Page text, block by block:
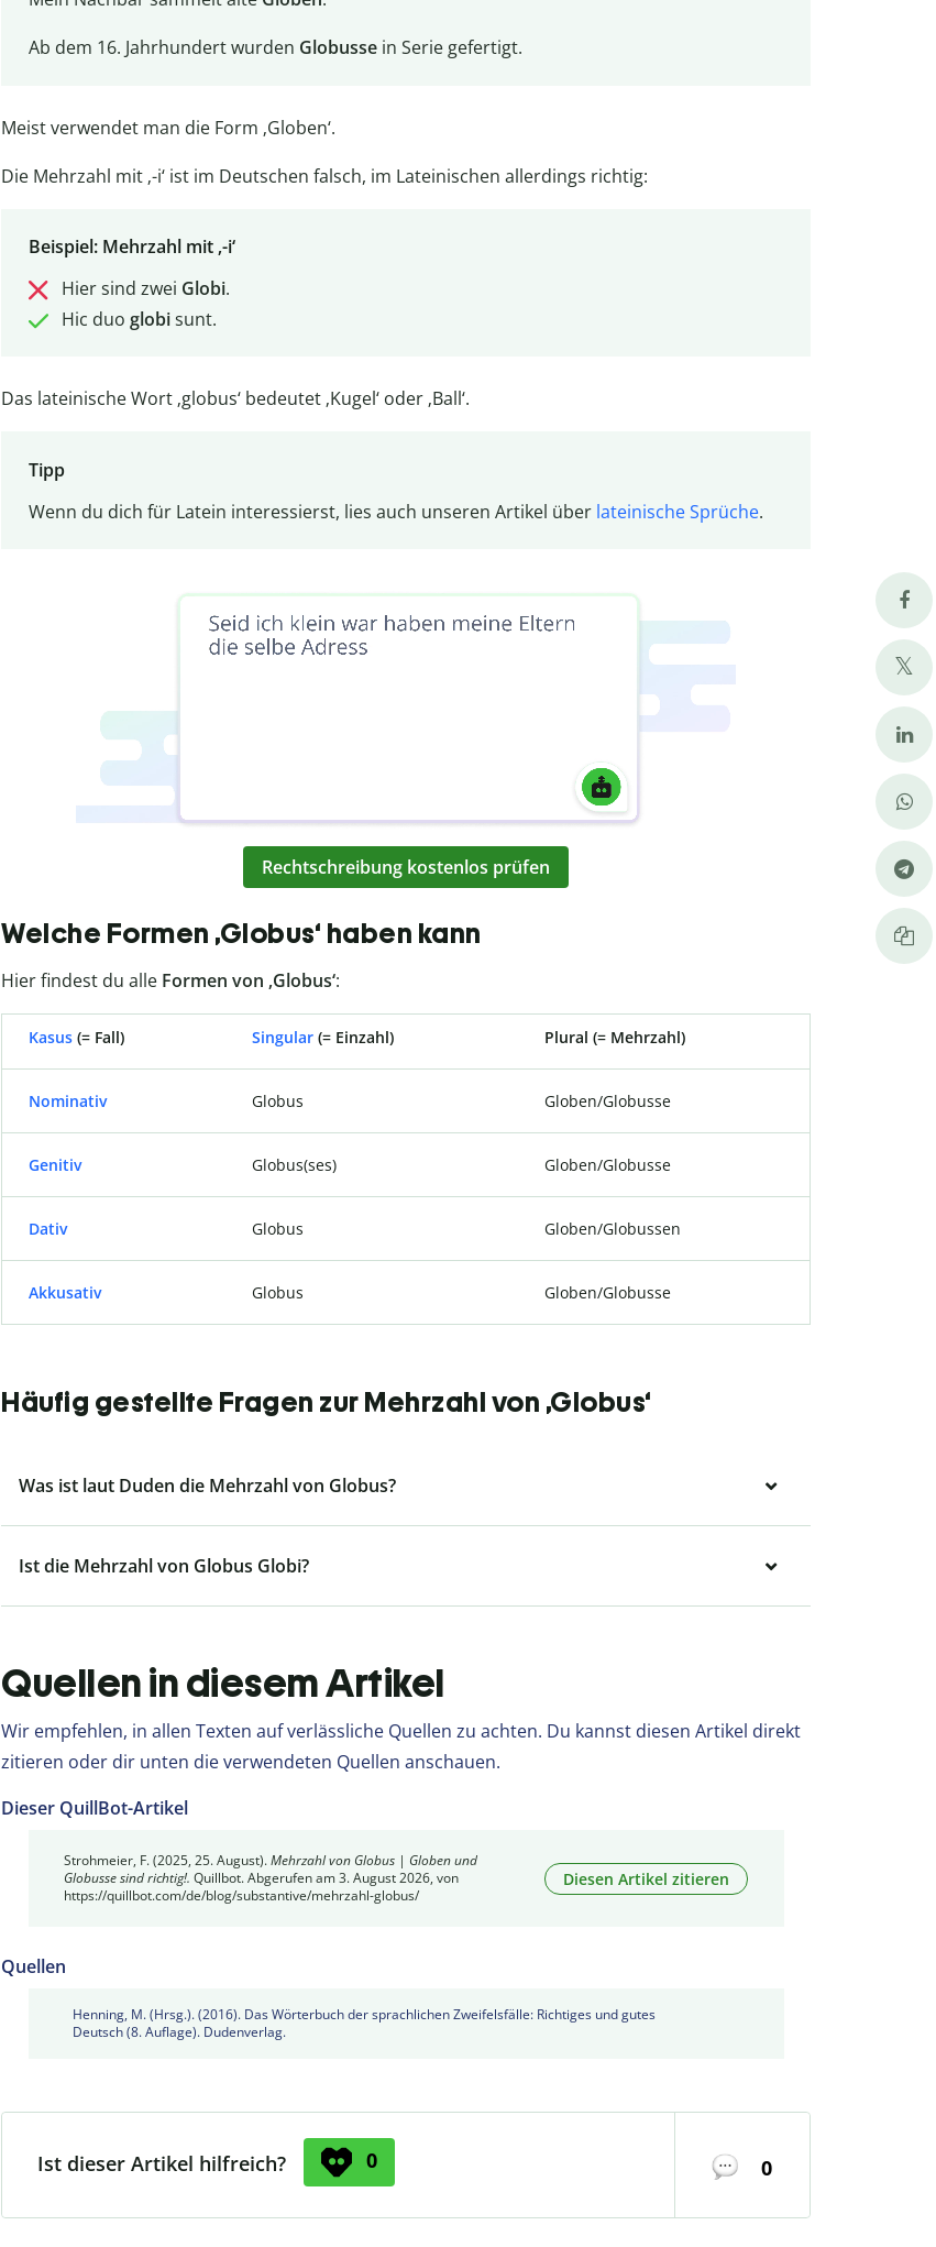
Ab dem 16. Jahrhundert wurden Globussein Serie gefertigt.
Meist verwendet man die Form ‚Globen‘.
Die Mehrzahl mit ‚-i‘ ist im Deutschen falsch, im Lateinischen allerdings richtig:
Beispiel: Mehrzahl mit ‚-i‘
Hier sind zwei Globi.
Hic duo globisunt.
Das lateinische Wort ‚globus‘ bedeutet ‚Kugel‘ oder ‚Ball‘.
Tipp
Wenn du dich für Latein interessierst, lies auch unseren Artikel über lateinische Sprüche.
Rechtschreibung kostenlos prüfen
Welche Formen ‚Globus‘ haben kann
Hier findest du alle Formen von ‚Globus‘:
Kasus (= Fall) Singular (= Einzahl) Plural (= Mehrzahl)
Nominativ Globus Globen/Globusse
Genitiv Globus(ses) Globen/Globusse
Dativ Globus Globen/Globussen
Akkusativ Globus Globen/Globusse
Häufig gestellte Fragen zur Mehrzahl von ‚Globus‘
Was ist laut Duden die Mehrzahl von Globus?
Ist die Mehrzahl von Globus Globi?
Quellen in diesem Artikel
Wir empfehlen, in allen Texten auf verlässliche Quellen zu achten. Du kannst diesen Artikel direkt
zitieren oder dir unten die verwendeten Quellen anschauen.
Dieser QuillBot-Artikel
Strohmeier, F. (2025, 25. August).Mehrzahl von Globus | Globen und
Globusse sind richtig!. Quillbot. Abgerufen am 3. August 2026, von
https://quillbot.com/de/blog/substantive/mehrzahl-globus/
Diesen Artikel zitieren
Quellen
Henning, M. (Hrsg.). (2016). Das Wörterbuch der sprachlichen Zweifelsfälle: Richtiges und gutes
Deutsch (8. Auflage). Dudenverlag.
Ist dieser Artikel hilfreich? 0 0